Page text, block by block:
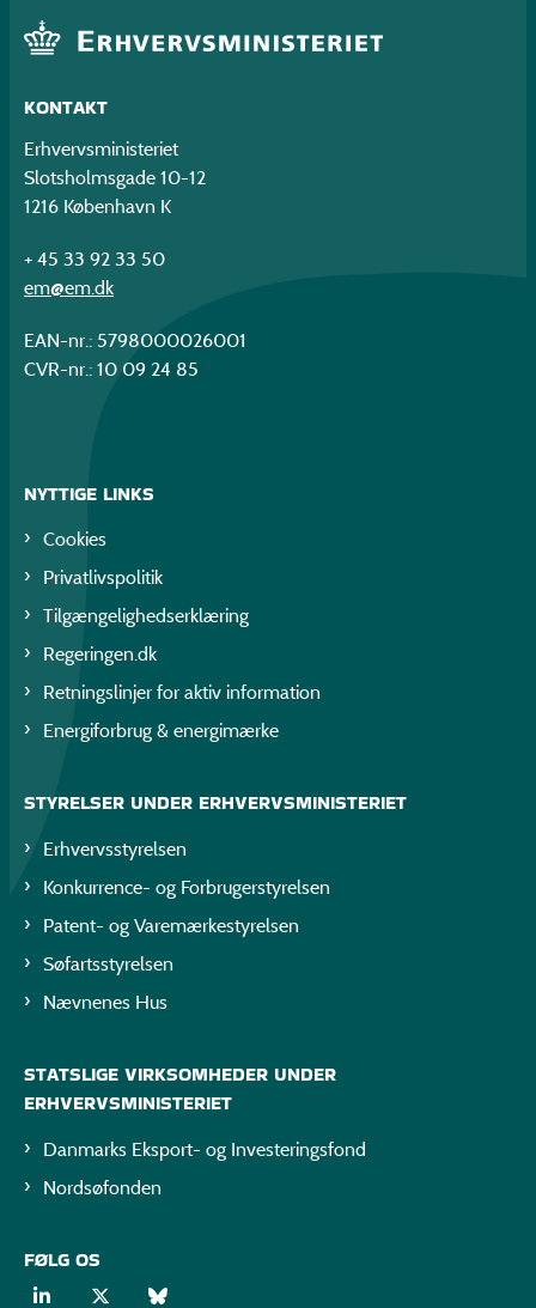
KONTAKT
Erhvervsministeriet
Slotsholmsgade 10-12
1216 København K
+ 45 33 92 33 50
em@em.dk
EAN-nr.: 5798000026001
CVR-nr.: 10 09 24 85
NYTTIGE LINKS
Cookies
Privatlivspolitik
Tilgængelighedserklæring
Regeringen.dk
Retningslinjer for aktiv information
Energiforbrug & energimærke
STYRELSER UNDER ERHVERVSMINISTERIET
Erhvervsstyrelsen
Konkurrence- og Forbrugerstyrelsen
Patent- og Varemærkestyrelsen
Søfartsstyrelsen
Nævnenes Hus
STATSLIGE VIRKSOMHEDER UNDER
ERHVERVSMINISTERIET
Danmarks Eksport- og Investeringsfond
Nordsøfonden
FØLG OS